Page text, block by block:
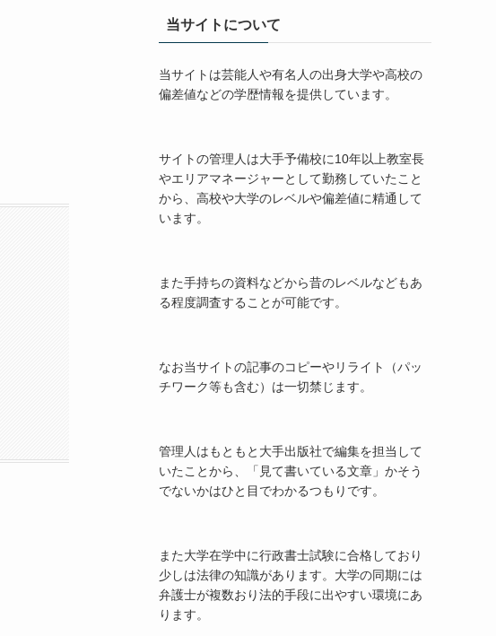
当サイトについて
当サイトは芸能人や有名人の出身大学や高校の
偏差値などの学歴情報を提供しています。
サイトの管理人は大手予備校に10年以上教室長
やエリアマネージャーとして勤務していたこと
から、高校や大学のレベルや偏差値に精通して
います。
また手持ちの資料などから昔のレベルなどもあ
る程度調査することが可能です。
なお当サイトの記事のコピーやリライト（パッ
チワーク等も含む）は一切禁じます。
管理人はもともと大手出版社で編集を担当して
いたことから、「見て書いている文章」かそう
でないかはひと目でわかるつもりです。
また大学在学中に行政書士試験に合格しており
少しは法律の知識があります。大学の同期には
弁護士が複数おり法的手段に出やすい環境にあ
ります。